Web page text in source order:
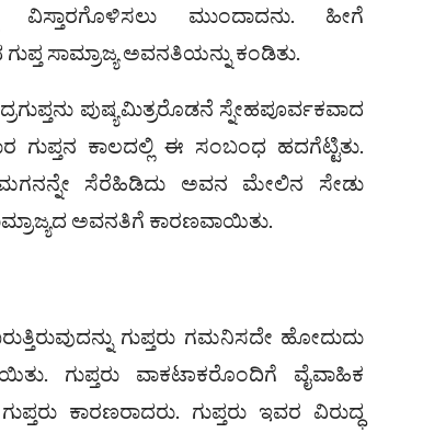
ವಿಸ್ತಾರಗೊಳಿಸಲು ಮುಂದಾದನು. ಹೀಗೆ
ಸಾಮ್ರಾಜ್ಯ ಅವನತಿಯನ್ನು ಕಂಡಿತು.
ಪುಷ್ಯಮಿತ್ರರೊಡನೆ ಸ್ನೇಹಪೂರ್ವಕವಾದ
ಗುಪ್ತನ ಕಾಲದಲ್ಲಿ ಈ ಸಂಬಂಧ ಹದಗೆಟ್ಟಿತು.
ಮಗನನ್ನೇ ಸೆರೆಹಿಡಿದು ಅವನ ಮೇಲಿನ ಸೇಡು
ಅವನತಿಗೆ ಕಾರಣವಾಯಿತು.
ಗುಪ್ತರು ಗಮನಿಸದೇ ಹೋದುದು
ಗುಪ್ತರು ವಾಕಟಾಕರೊಂದಿಗೆ ವೈವಾಹಿಕ
ಕಾರಣರಾದರು. ಗುಪ್ತರು ಇವರ ವಿರುದ್ಧ